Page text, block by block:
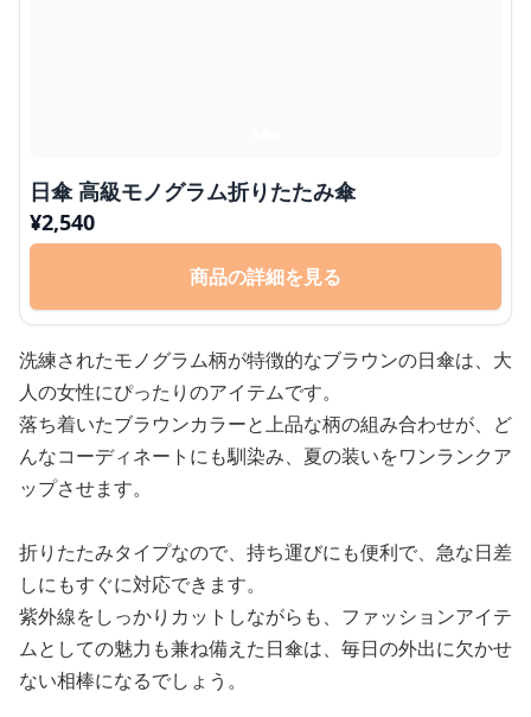
日傘 高級モノグラム折りたたみ傘
¥2,540
商品の詳細を見る
洗練されたモノグラム柄が特徴的なブラウンの日傘は、大
人の女性にぴったりのアイテムです。
落ち着いたブラウンカラーと上品な柄の組み合わせが、ど
んなコーディネートにも馴染み、夏の装いをワンランクア
ップさせます。
折りたたみタイプなので、持ち運びにも便利で、急な日差
しにもすぐに対応できます。
紫外線をしっかりカットしながらも、ファッションアイテ
ムとしての魅力も兼ね備えた日傘は、毎日の外出に欠かせ
ない相棒になるでしょう。